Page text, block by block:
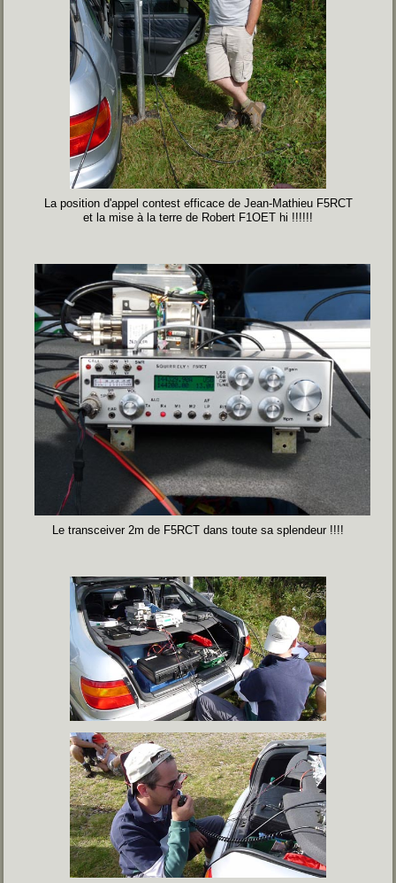
La position d'appel contest efficace de Jean-Mathieu F5RCT
et la mise à la terre de Robert F1OET hi !!!!!!
Le transceiver 2m de F5RCT dans toute sa splendeur !!!!